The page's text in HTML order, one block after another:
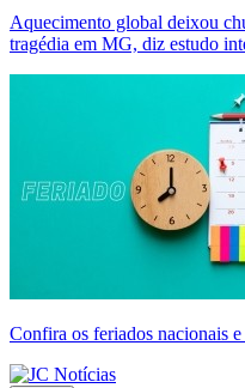
Aquecimento global deixou
tragédia em MG, diz estudo
Confira os feriados nacionais